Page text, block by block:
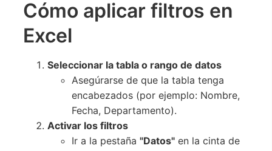
Cómo aplicar filtros en
Excel
Seleccionar la tabla o rango de datos
Asegúrarse de que la tabla tenga
encabezados (por ejemplo: Nombre,
Fecha, Departamento).
Activar los filtros
Ir a la pestaña "Datos" en la cinta de